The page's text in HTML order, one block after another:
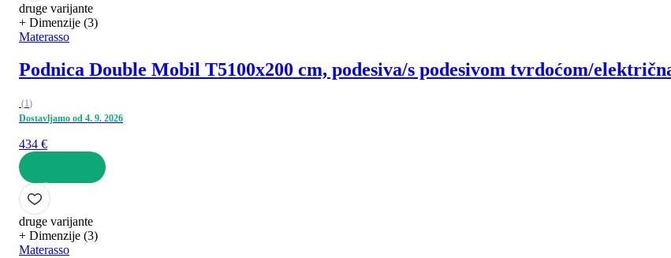
druge varijante
+ Dimenzije (3)
Materasso
Podnica Double Mobil T5100x200 cm, podesiva/s podesivom tvrdoćom/
(1)
Dostavljamo od 4. 9. 2026
434 €
U KOŠARICU
druge varijante
+ Dimenzije (3)
Materasso